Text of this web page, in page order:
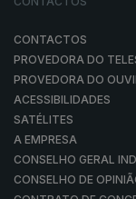
CONTACTOS
PROVEDORA DO
PROVEDORA DO
ACESSIBILIDADES
SATÉLITES
A EMPRESA
CONSELHO GERAL
CONSELHO DE